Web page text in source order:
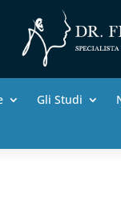
Gli Studi